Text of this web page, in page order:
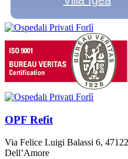
OPF Refit
Via Felice Luigi Balassi 6,
Dell’Amore